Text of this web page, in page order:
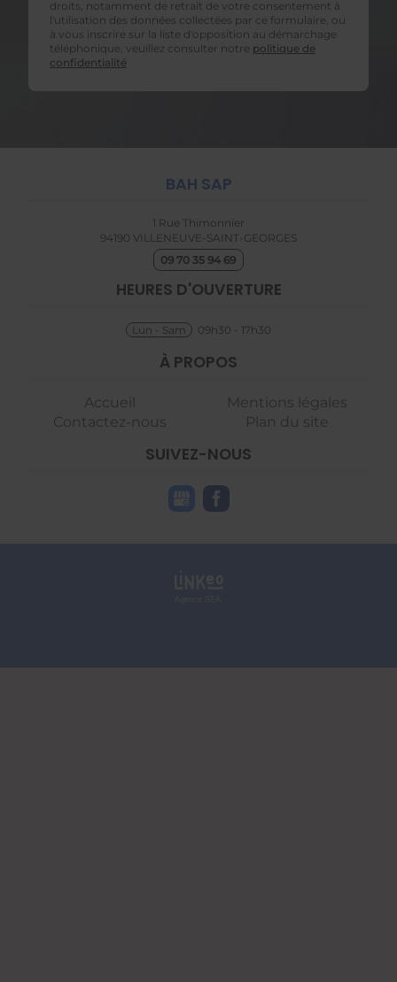
droits, notamment de retrait de votre consentement à
l'utilisation des données collectées par ce formulaire, ou
à vous inscrire sur la liste d'opposition au démarchage
téléphonique, veuillez consulter notre politique de
confidentialité
BAH SAP
1 Rue Thimonnier
94190 VILLENEUVE-SAINT-GEORGES
09 70 35 94 69
SUIVEZ-NOUS
À PROPOS
Accueil
Contactez-nous
Mentions légales
Plan du site
HEURES D'OUVERTURE
Lun - Sam 09h30 - 17h30